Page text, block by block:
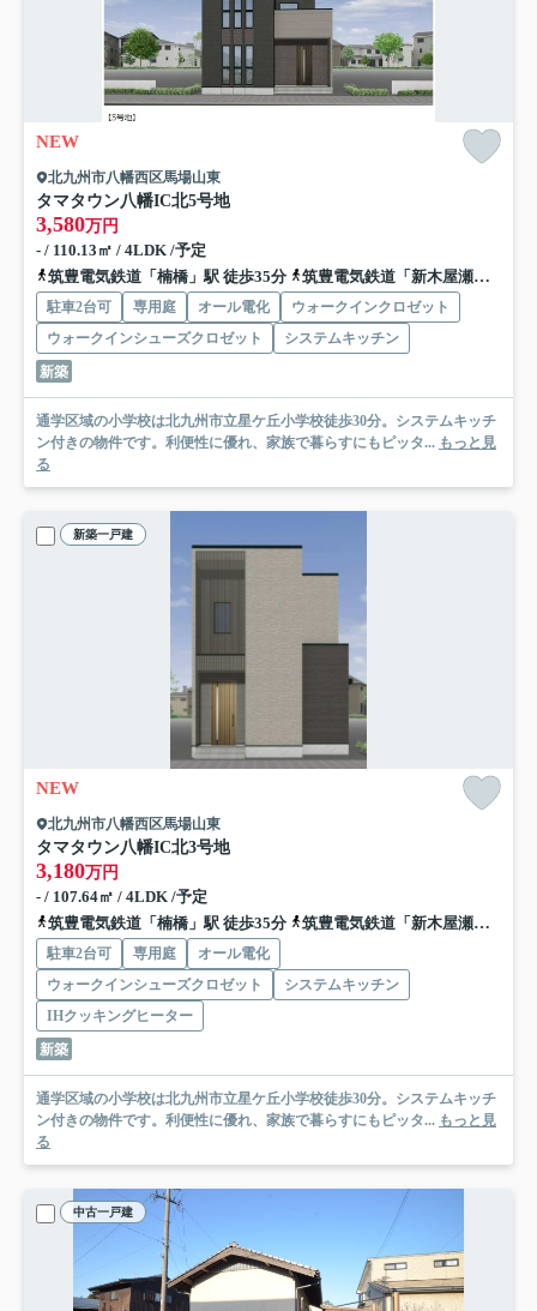
NEW
北九州市八幡西区馬場山東
タマタウン八幡IC北5号地
3,580万円
- / 110.13㎡ / 4LDK /予定
筑豊電気鉄道「楠橋」駅 徒歩35分
筑豊電気鉄道「新木屋瀬」駅 徒歩35分
駐車2台可 専用庭 オール電化
ウォークインクロゼット
ウォークインシューズクロゼット
システムキッチン
新築
通学区域の小学校は北九州市立星ケ丘小学校徒歩30分。システムキッチ
ン付きの物件です。利便性に優れ、家族で暮らすにもピッタ... もっと見
る
新築一戸建
NEW
北九州市八幡西区馬場山東
タマタウン八幡IC北3号地
3,180万円
- / 107.64㎡ / 4LDK /予定
筑豊電気鉄道「楠橋」駅 徒歩35分
筑豊電気鉄道「新木屋瀬」駅 徒歩35分
駐車2台可 専用庭
オール電化
ウォークインシューズクロゼット
システムキッチン
IHクッキングヒーター
新築
通学区域の小学校は北九州市立星ケ丘小学校徒歩30分。システムキッチ
ン付きの物件です。利便性に優れ、家族で暮らすにもピッタ... もっと見
る
中古一戸建